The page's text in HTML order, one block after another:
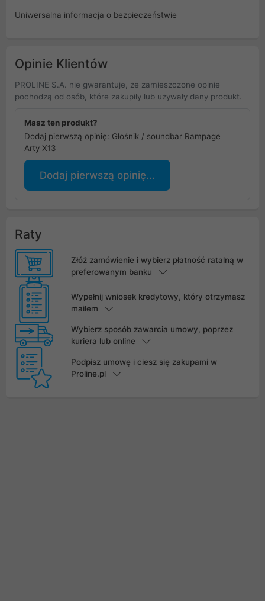
Uniwersalna informacja o bezpieczeństwie
Opinie Klientów
PROLINE S.A. nie gwarantuje, że zamieszczone opinie
pochodzą od osób, które zakupiły lub używały dany produkt.
Masz ten produkt?
Dodaj pierwszą opinię: Głośnik / soundbar Rampage
Arty X13
Dodaj pierwszą opinię...
Raty
Złóż zamówienie i wybierz płatność ratalną w
preferowanym banku
Wypełnij wniosek kredytowy, który otrzymasz
mailem
Wybierz sposób zawarcia umowy, poprzez
kuriera lub online
Podpisz umowę i ciesz się zakupami w
Proline.pl